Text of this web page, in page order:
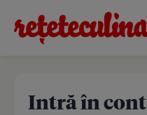
Intră în cont